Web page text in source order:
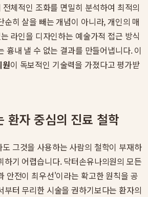
체적인 조화를 면밀히 분석하여 최적의
순히 살을 빼는 개념이 아니라, 개인의 매
라인을 디자인하는 예술가적 접근 방식
흉내 낼 수 없는 결과를 만들어냅니다. 이
원이 독보적인 기술력을 가졌다고 평가받
환자 중심의 진료 철학
그것을 사용하는 사람의 철학이 부재하
하기 어렵습니다. 닥터손유나의원의 모든
안전이 최우선'이라는 확고한 원칙을 공
부터 무리한 시술을 권하기보다는 환자의